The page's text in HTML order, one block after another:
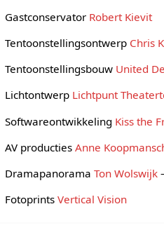
Gastconservator Robert Kievit
Tentoonstellingsontwerp Chris
Tentoonstellingsbouw United
Lichtontwerp Lichtpunt
Softwareontwikkeling Kiss the
AV producties Anne
Dramapanorama Ton Wolswijk
Fotoprints Vertical Vision